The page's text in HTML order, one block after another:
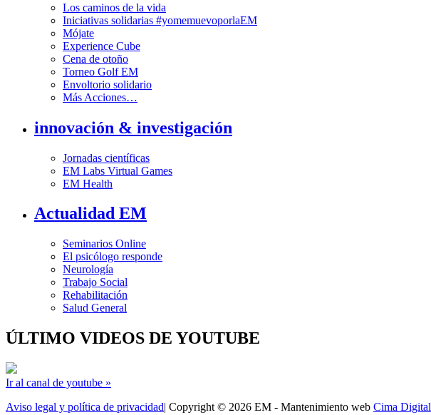
Los caminos de la vida
Iniciativas solidarias #yomemuevoporlaEM
Mójate
Experience Cube
Cena de otoño
Torneo Golf EM
Envoltorio solidario
Más Acciones…
innovación & investigación
Jornadas científicas
EM Labs Virtual Games
EM Health
Actualidad EM
Seminarios Online
El psicólogo responde
Neurología
Trabajo Social
Rehabilitación
Salud General
ÚLTIMO VIDEOS DE YOUTUBE
Ir al canal de youtube »
Aviso legal y política de privacidad| Copyright © 2026 EM - Mantenimiento web Cima Digital